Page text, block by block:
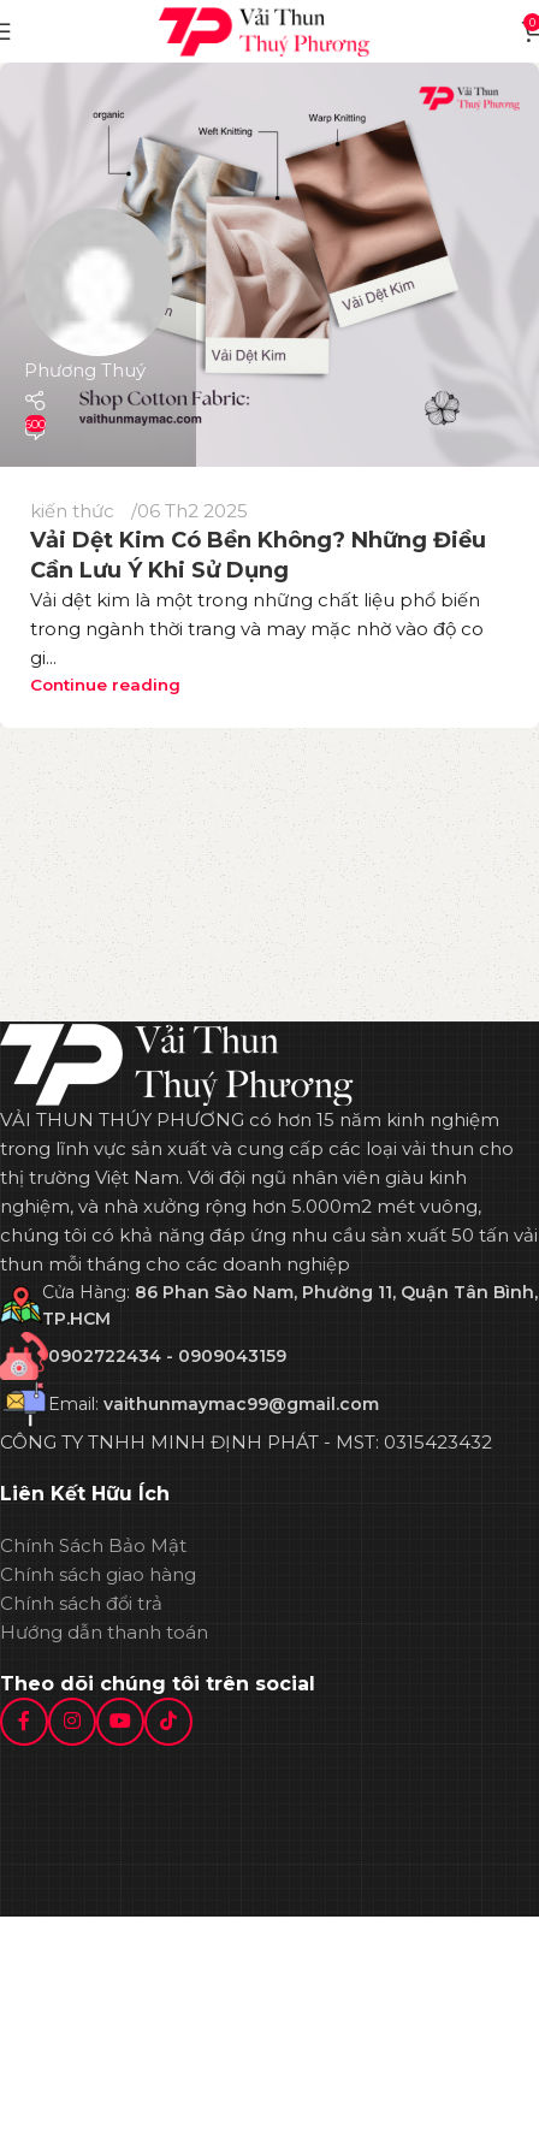
0
Phương Thuý
600
kiến thức 06 Th2 2025
Vải Dệt Kim Có Bền Không? Những Điều
Cần Lưu Ý Khi Sử Dụng
Vải dệt kim là một trong những chất liệu phổ biến
trong ngành thời trang và may mặc nhờ vào độ co
gi...
Continue reading
VẢI THUN THÚY PHƯƠNG có hơn 15 năm kinh nghiệm
trong lĩnh vực sản xuất và cung cấp các loại vải thun cho
thị trường Việt Nam. Với đội ngũ nhân viên giàu kinh
nghiệm, và nhà xưởng rộng hơn 5.000m2 mét vuông,
chúng tôi có khả năng đáp ứng nhu cầu sản xuất 50 tấn vải
thun mỗi tháng cho các doanh nghiệp
Cửa Hàng: 86 Phan Sào Nam, Phường 11, Quận Tân Bình,
TP.HCM
0902722434 - 0909043159
Email: vaithunmaymac99@gmail.com
CÔNG TY TNHH MINH ĐỊNH PHÁT - MST: 0315423432
Liên Kết Hữu Ích
Chính Sách Bảo Mật
Chính sách giao hàng
Chính sách đổi trả
Hướng dẫn thanh toán
Theo dõi chúng tôi trên social